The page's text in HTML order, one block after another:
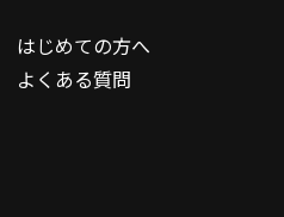
はじめての方へ
よくある質問